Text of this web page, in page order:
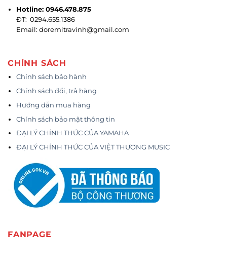
Hotline: 0946.478.875
ĐT: 0294.655.1386
Email: doremitravinh@gmail.com
CHÍNH SÁCH
Chính sách bảo hành
Chính sách đổi, trả hàng
Hướng dẫn mua hàng
Chính sách bảo mật thông tin
ĐẠI LÝ CHÍNH THỨC CỦA YAMAHA
ĐẠI LÝ CHÍNH THỨC CỦA VIỆT THƯƠNG MUSIC
FANPAGE